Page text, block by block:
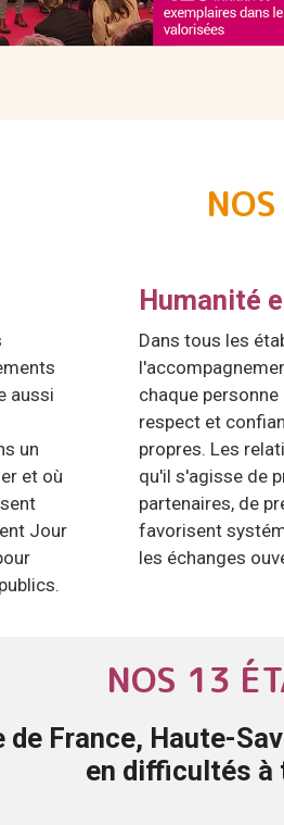
aussi
un
et où
Jour
Humanité
Dans tous les
chaque
respect et
propres. Les
qu'il s'agisse de
partenaires, de
favorisent
les échanges
NOS 13
France, Haute-
en difficultés à